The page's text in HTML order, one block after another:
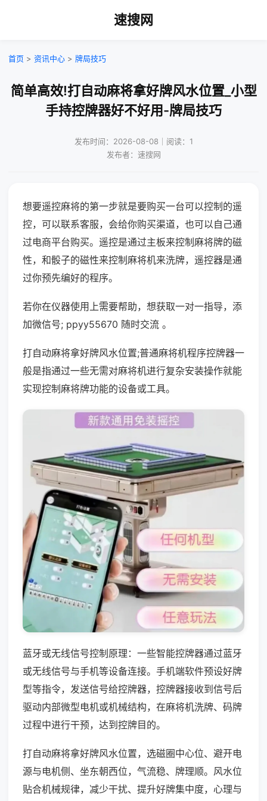
速搜网
首页 > 资讯中心 > 牌局技巧
简单高效!打自动麻将拿好牌风水位置_小型
手持控牌器好不好用-牌局技巧
发布时间：2026-08-08｜阅读：1
发布者：速搜网
想要遥控麻将的第一步就是要购买一台可以控制的遥
控，可以联系客服，会给你购买渠道，也可以自己通
过电商平台购买。遥控是通过主板来控制麻将牌的磁
性，和骰子的磁性来控制麻将机来洗牌，遥控器是通
过你预先编好的程序。
若你在仪器使用上需要帮助，想获取一对一指导，添
加微信号; ppyy55670 随时交流 。
打自动麻将拿好牌风水位置;普通麻将机程序控牌器一
般是指通过一些无需对麻将机进行复杂安装操作就能
实现控制麻将牌功能的设备或工具。
蓝牙或无线信号控制原理：一些智能控牌器通过蓝牙
或无线信号与手机等设备连接。手机端软件预设好牌
型等指令，发送信号给控牌器，控牌器接收到信号后
驱动内部微型电机或机械结构，在麻将机洗牌、码牌
过程中进行干预，达到控牌目的。
打自动麻将拿好牌风水位置，选磁圈中心位、避开电
源与电机侧、坐东朝西位，气流稳、牌理顺。风水位
贴合机械规律，减少干扰、提升好牌集中度，心理与